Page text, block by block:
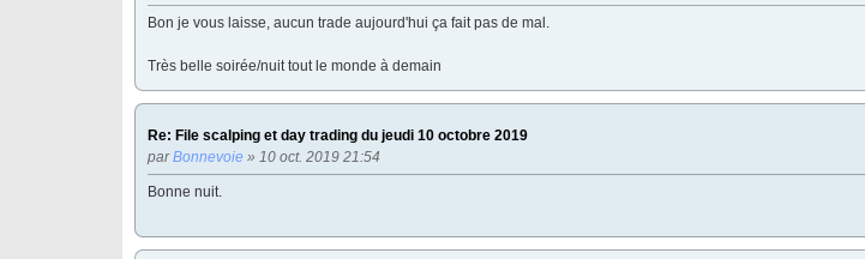
Bon je vous laisse, aucun trade aujourd'hui ça fait pas de mal.
Très belle soirée/nuit tout le monde à demain
Re: File scalping et day trading du jeudi 10 octobre 2019
parBonnevoie » 10 oct. 2019 21:54
Bonne nuit.